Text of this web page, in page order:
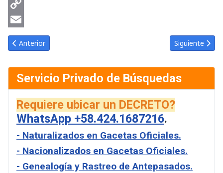
Reddit
Copy
Link
Email
Artículo anterior: Gaceta Oficial Venezuela #43371 viernes 8
Anterior Artículo
Siguiente
Servicio Privado de Búsquedas
Requiere ubicar un DECRETO?
WhatsApp +58.424.1687216.
- Naturalizados en Gacetas Oficiales.
- Nacionalizados en Gacetas Oficiales.
- Genealogía y Rastreo de Antepasados.